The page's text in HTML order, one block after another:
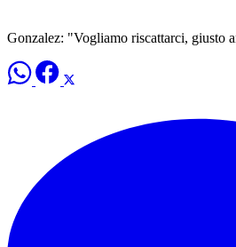
Gonzalez: "Vogliamo riscattarci, giusto